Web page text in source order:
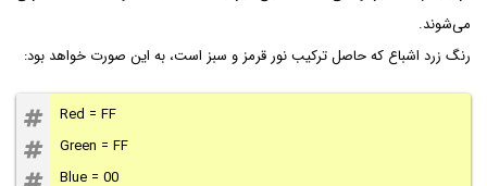
می‌شوند.
رنگ زرد اشباع که حاصل ترکیب نور قرمز و سبز است، به این صورت خواهد بود:
Red = FF
Green = FF
Blue = 00